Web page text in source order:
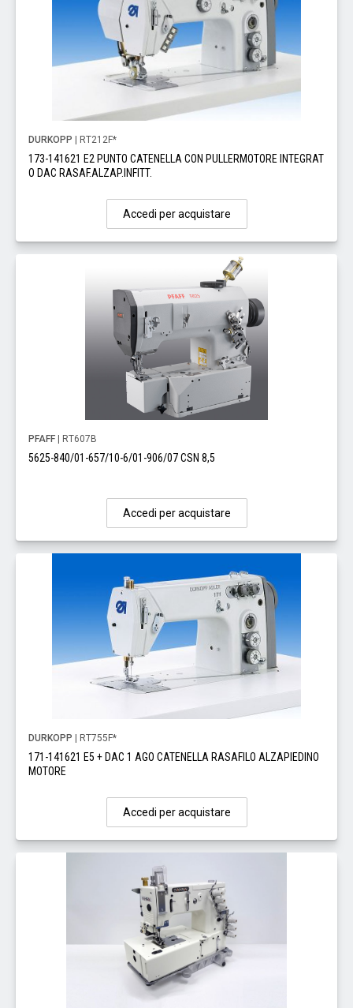
DURKOPP | RT212F*
173-141621 E2 PUNTO CATENELLA CON PULLERMOTORE INTEGRAT
O DAC RASAF.ALZAP.INFITT.
Accedi per acquistare
PFAFF | RT607B
5625-840/01-657/10-6/01-906/07 CSN 8,5
Accedi per acquistare
DURKOPP | RT755F*
171-141621 E5 + DAC 1 AGO CATENELLA RASAFILO ALZAPIEDINO
MOTORE
Accedi per acquistare